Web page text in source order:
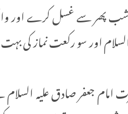
پھر سے غسل کرے اور
اور سو رکعت نماز کی بہت
امام جعفر صادق علیہ